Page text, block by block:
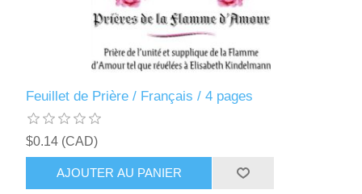
Feuillet de Prière / Français / 4 pages
$0.14 (CAD)
AJOUTER AU PANIER